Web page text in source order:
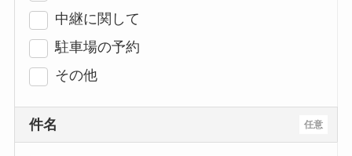
中継に関して
駐車場の予約
その他
任意
件名